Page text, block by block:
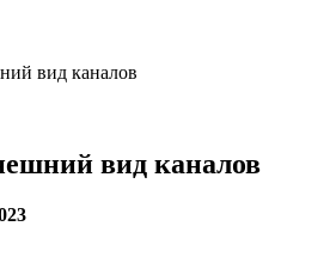
вид каналов
вид каналов